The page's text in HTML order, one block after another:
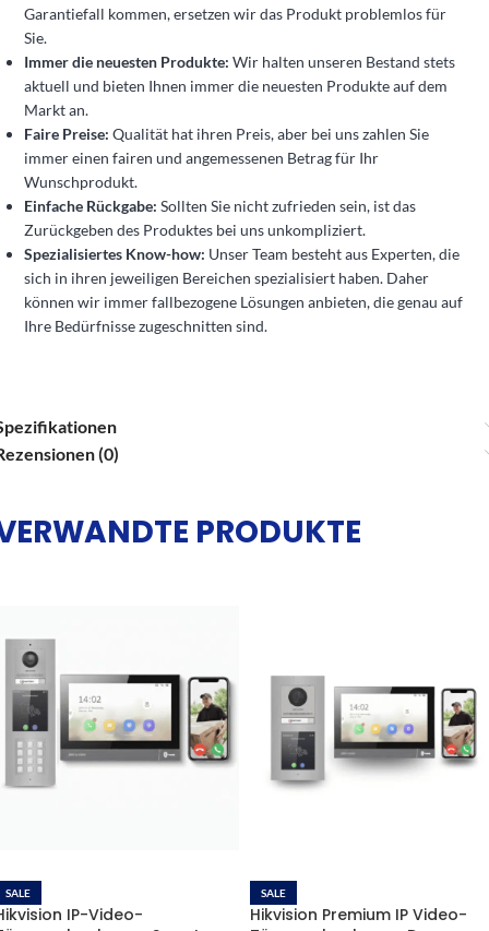
Garantiefall kommen, ersetzen wir das Produkt problemlos für
Sie.
Immer die neuesten Produkte: Wir halten unseren Bestand stets
aktuell und bieten Ihnen immer die neuesten Produkte auf dem
Markt an.
Faire Preise: Qualität hat ihren Preis, aber bei uns zahlen Sie
immer einen fairen und angemessenen Betrag für Ihr
Wunschprodukt.
Einfache Rückgabe: Sollten Sie nicht zufrieden sein, ist das
Zurückgeben des Produktes bei uns unkompliziert.
Spezialisiertes Know-how: Unser Team besteht aus Experten, die
sich in ihren jeweiligen Bereichen spezialisiert haben. Daher
können wir immer fallbezogene Lösungen anbieten, die genau auf
Ihre Bedürfnisse zugeschnitten sind.
(0)
PRODUKTE
SALE
IP-Video-
SALE
Hikvision Premium IP Video-